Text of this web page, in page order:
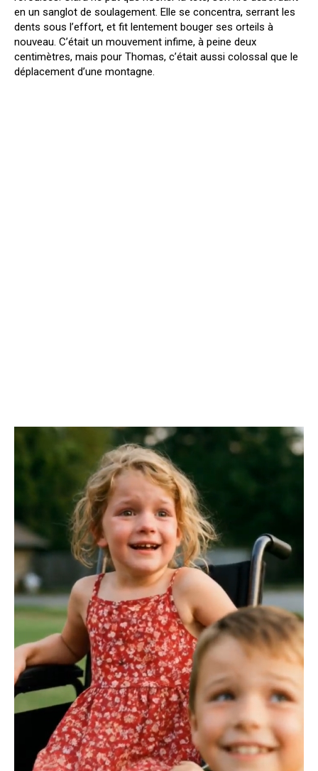
en un sanglot de soulagement. Elle se concentra, serrant les
dents sous l’effort, et fit lentement bouger ses orteils à
nouveau. C’était un mouvement infime, à peine deux
centimètres, mais pour Thomas, c’était aussi colossal que le
déplacement d’une montagne.